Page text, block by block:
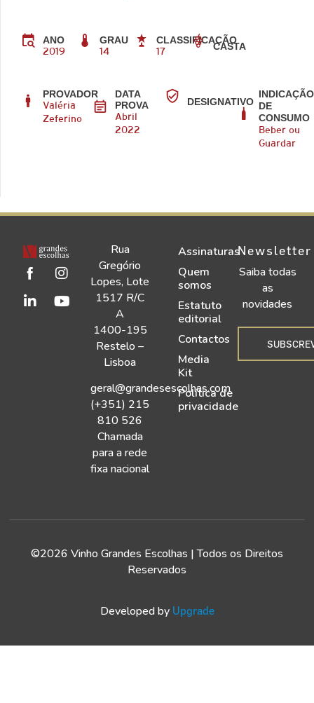
ANO
2019
GRAU
14
CLASSIFICAÇÃO
17
CASTA
PROVADOR
Valéria
Zeferino
DATA
PROVA
Abril
2022
DESIGNATIVO
INDICAÇÃO
DE
CONSUMO
Beber ou
Guardar
Rua
Gregório
Lopes, Lote
1517 R/C
A
1400-195
Restelo –
Lisboa
geral@grandesescolhas.com
(+351) 215
810 526
Chamada
para a rede
fixa nacional
Assinaturas
Quem
somos
Estatuto
editorial
Contactos
Media
Kit
Política de
privacidade
Newsletter
Saiba todas
as
novidades
©2026 Vinho Grandes Escolhas | Todos os Direitos
Reservados
Developed by Upgrade